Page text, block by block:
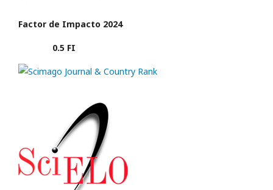
Factor de Impacto 2024
0.5 FI